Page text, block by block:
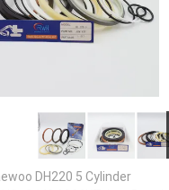
DH220 5 Cylinder